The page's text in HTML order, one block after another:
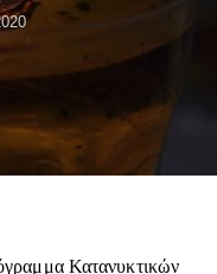
Κατανυκτικών